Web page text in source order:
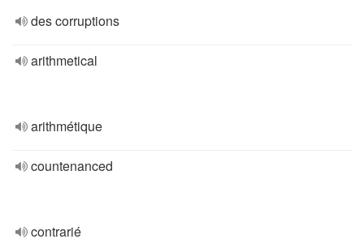
des corruptions
arithmetical
arithmétique
countenanced
contrarié